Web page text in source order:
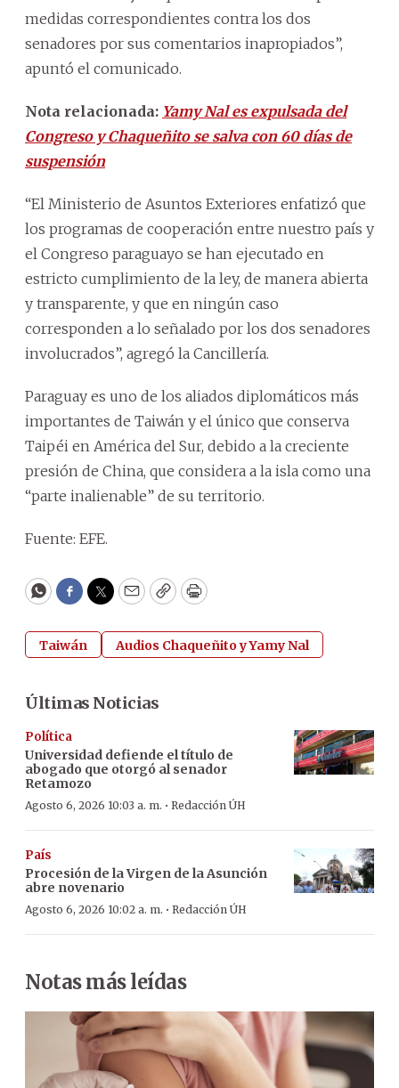
medidas correspondientes contra los dos
senadores por sus comentarios inapropiados”,
apuntó el comunicado.
Nota relacionada: Yamy Nal es expulsada del
Congreso y Chaqueñito se salva con 60 días de
suspensión
“El Ministerio de Asuntos Exteriores enfatizó que
los programas de cooperación entre nuestro país y
el Congreso paraguayo se han ejecutado en
estricto cumplimiento de la ley, de manera abierta
y transparente, y que en ningún caso
corresponden a lo señalado por los dos senadores
involucrados”, agregó la Cancillería.
Paraguay es uno de los aliados diplomáticos más
importantes de Taiwán y el único que conserva
Taipéi en América del Sur, debido a la creciente
presión de China, que considera a la isla como una
“parte inalienable” de su territorio.
Fuente: EFE.
WhatsApp
Facebook
Twitter
EmailCopyPrint
Taiwán Audios Chaqueñito y Yamy Nal
Últimas Noticias
Política
Universidad defiende el título de
abogado que otorgó al senador
Retamozo
Agosto 6, 2026 10:03 a. m. · Redacción ÚH
País
Procesión de la Virgen de la Asunción
abre novenario
Agosto 6, 2026 10:02 a. m. · Redacción ÚH
Notas más leídas